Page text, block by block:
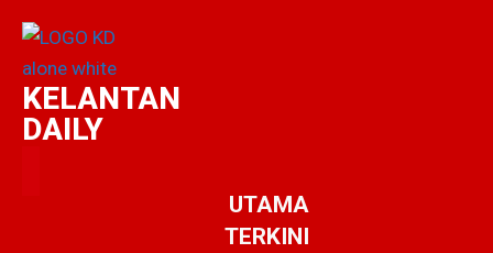
KELANTAN
DAILY
UTAMA
TERKINI